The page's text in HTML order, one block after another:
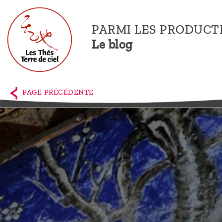
PARMI LES
Le blog
Accueil
La
boutique
Terre de
Ciel
Parmi les
producteurs,
le blog
Qui
PAGE PRÉCÉDENTE